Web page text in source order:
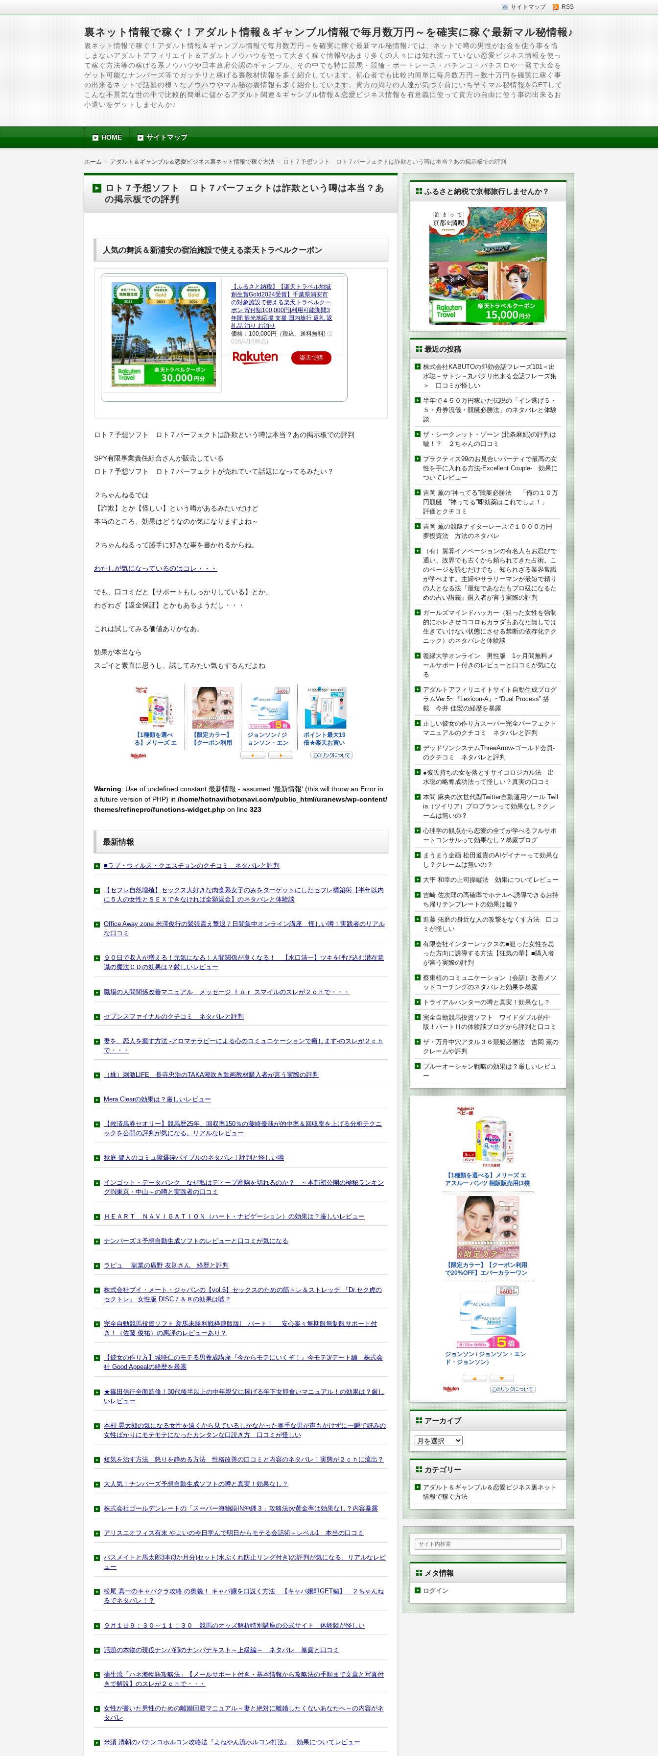
サイトマップ RSS
裏ネット情報で稼ぐ！アダルト情報＆ギャンブル情報で毎月数万円～を確実に稼ぐ最新マル秘情報♪
裏ネット情報で稼ぐ！アダルト情報＆ギャンブル情報で毎月数万円～を確実に稼ぐ最新マル秘情報♪では、ネットで噂の男性がお金を使う事を惜
しまないアダルトアフィリエイト＆アダルトノウハウを使って大きく稼ぐ情報やあまり多くの人々には知れ渡っていない恋愛ビジネス情報を使っ
て稼ぐ方法等の稼げる系ノウハウや日本政府公認のギャンブル、その中でも特に競馬・競輪・ボートレース・パチンコ・パチスロや一発で大金を
ゲット可能なナンバーズ等でガッチリと稼げる裏教材情報を多く紹介しています。初心者でも比較的簡単に毎月数万円～数十万円を確実に稼ぐ事
の出来るネットで話題の様々なノウハウやマル秘の裏情報も多く紹介しています。貴方の周りの人達が気づく前にいち早くマル秘情報をGETして
こんな不景気な世の中で比較的簡単に儲かるアダルト関連＆ギャンブル情報＆恋愛ビジネス情報を有意義に使って貴方の自由に使う事の出来るお
小遣いをゲットしませんか♪
HOME サイトマップ
ホーム アダルト＆ギャンブル＆恋愛ビジネス裏ネット情報で稼ぐ方法 ロト７予想ソフト ロト７パーフェクトは詐欺という噂は本当？あの掲示板での評判
ロト７予想ソフト ロト７パーフェクトは詐欺という噂は本当？あ
の掲示板での評判
人気の舞浜＆新浦安の宿泊施設で使える楽天トラベルクーポン
【ふるさと納税】【楽天トラベル地域
創生賞Gold2024受賞】千葉県浦安市
の対象施設で使える楽天トラベルクー
ポン 寄付額100,000円|利用可能期間3
年間 観光地応援 支援 国内旅行 返礼 返
礼品 泊り お泊り
価格：100,000円（税込、送料無料) (2
026/4/16時点)
楽天で購
ロト７予想ソフト ロト７パーフェクトは詐欺という噂は本当？あの掲示板での評判
SPY有限事業責任組合さんが販売している
ロト７予想ソフト ロト７パーフェクトが売れていて話題になってるみたい？
２ちゃんねるでは
【詐欺】とか【怪しい】という噂があるみたいだけど
本当のところ、効果はどうなのか気になりますよね～
２ちゃんねるって勝手に好きな事を書かれるからね。
わたしが気になっているのはコレ・・・
でも、口コミだと【サポートもしっかりしている】とか、
わざわざ【返金保証】とかもあるようだし・・・
これは試してみる価値ありかなあ。
効果が本当なら
スゴイと素直に思うし、試してみたい気もするんだよね
Warning: Use of undefined constant 最新情報 - assumed '最新情報' (this will throw an Error in
a future version of PHP) in /home/hotnavi/hotxnavi.com/public_html/uranews/wp-content/
themes/refinepro/functions-widget.php on line 323
最新情報
■ラブ・ウィルス・クエスチョンのクチコミ ネタバレと評判
【セフレ自然増殖】セックス大好きな肉食系女子のみをターゲットにしたセフレ構築術【半年以内
に５人の女性とＳＥＸできなければ全額返金】のネタバレと体験談
Office Away zone 米澤俊行の緊張震え撃退７日間集中オンライン講座 怪しい噂！実践者のリアル
な口コミ
９０日で収入が増える！元気になる！人間関係が良くなる！ 【水口清一】ツキを呼び込む潜在意
識の魔法ＣＤの効果は？厳しいレビュー
職場の人間関係改善マニュアル メッセージ ｆｏｒ スマイルのスレが２ｃｈで・・・
セブンスファイナルのクチコミ ネタバレと評判
妻を、恋人を癒す方法 -アロマテラピーによる心のコミュニケーションで癒します-のスレが２ｃｈ
で・・・
（株）刺激LIFE 長寺忠浩のTAKA潮吹き動画教材購入者が言う実際の評判
Mera Clearの効果は？厳しいレビュー
【救済馬券セオリー】競馬歴25年、回収率150％の藤崎優哉が的中率＆回収率を上げる分析テクニ
ックを公開の評判が気になる。リアルなレビュー
秋庭 健人のコミュ障爆砕バイブルのネタバレ！評判と怪しい噂
インゴット・データバンク なぜ私はディープ産駒を切れるのか？ ～本邦初公開の極秘ランキン
グIN東京・中山～の噂と実践者の口コミ
ＨＥＡＲＴ ＮＡＶＩＧＡＴＩＯＮ（ハート・ナビゲーション）の効果は？厳しいレビュー
ナンバーズ３予想自動生成ソフトのレビューと口コミが気になる
ラピュ 副業の廣野 友則さん 経歴と評判
株式会社ブイ・メート・ジャパンの【vol.6】セックスのための筋トレ＆ストレッチ 『Dr.セク虎の
セクトレ』 女性版 DISC７＆８の効果は嘘？
完全自動競馬投資ソフト 新馬未勝利戦枠連版版! パートⅡ 安心楽々無期限無制限サポート付
き！（佐藤 俊祐）の悪評のレビューあり？
【彼女の作り方】城咲仁のモテる男養成講座『今からモテにいくぞ！』今モテ3/デート編 株式会
社 Good Appealの経歴を暴露
★篠田信行全面監修！30代後半以上の中年親父に捧げる年下女即食いマニュアル！の効果は？厳し
いレビュー
本村 晃太郎の気になる女性を遠くから見ているしかなかった奥手な男が声もかけずに一瞬で好みの
女性ばかりにモテモテになったカンタンな口説き方 口コミが怪しい
短気を治す方法 怒りを静める方法 性格改善の口コミと内容のネタバレ！実態が２ｃｈに流出？
大人気！ナンバーズ予想自動生成ソフトの噂と真実！効果なし？
株式会社ゴールデンレートの「スーパー海物語IN沖縄３」攻略法by黄金率は効果なし？内容暴露
アリスエオフィス有末 やよいの今日学んで明日からモテる会話術～レベル1 本当の口コミ
バスメイトと馬太郎3本(3か月分)セット(水ぶくれ防止リング付き)の評判が気になる。リアルなレビ
ュー
松尾 真一のキャバクラ攻略 の奥義！ キャバ嬢を口説く方法 【キャバ嬢即GET編】 ２ちゃんね
るでネタバレ！？
９月１日９：３０～１１：３０ 競馬のオッズ解析特別講座の公式サイト 体験談が怪しい
話題の本物の現役ナンパ師のナンパテキスト～上級編～ ネタバレ 暴露と口コミ
蒲生流「ハネ海物語攻略法」【メールサポート付き・基本情報から攻略法の手順まで文章と写真付
きで解説】のスレが２ｃｈで・・・
女性が書いた男性のための離婚回避マニュアル～妻と絶対に離婚したくないあなたへ～の内容がネ
タバレ
米須 清朝のパチンコホルコン攻略法『よねやん流ホルコン打法』 効果についてレビュー
ふるさと納税で京都旅行しませんか？
最近の投稿
株式会社KABUTOの即効会話フレーズ101＜出
水聡－サトシ－丸パクリ出来る会話フレーズ集
＞ 口コミが怪しい
半年で４５０万円稼いだ伝説の「イン逃げ５・
５・舟券流儀・競艇必勝法」のネタバレと体験
談
ザ・シークレット・ゾーン (北条麻妃)の評判は
嘘！？ ２ちゃんの口コミ
プラクティス99のお見合いパーティで最高の女
性を手に入れる方法-Excellent Couple- 効果に
ついてレビュー
吉岡 薫の”神ってる”競艇必勝法 「俺の１０万
円競艇 ”神ってる”即効薬はこれでしょ！」
評価とクチコミ
吉岡 薫の競艇ナイターレースで１０００万円
夢投資法 方法のネタバレ
（有）翼算イノベーションの有名人もお忍びで
通い、政界でも古くから頼られてきた占術。こ
のページを読むだけでも、知られざる業界常識
が学べます。主婦やサラリーマンが最短で頼り
の人となる法『最短であなたもプロ級になるた
めの占い講義』購入者が言う実際の評判
ガールズマインドハッカー（狙った女性を強制
的にホレさせココロもカラダもあなた無しでは
生きていけない状態にさせる禁断の依存化テク
ニック）のネタバレと体験談
復縁大学オンライン 男性版 1ヶ月間無料メ
ールサポート付きのレビューと口コミが気にな
る
アダルトアフィリエイトサイト自動生成プログ
ラムVer.5~『Lexicon-A』~“Dual Process” 搭
載 今井 佳宏の経歴を暴露
正しい彼女の作り方スーパー完全パーフェクト
マニュアルのクチコミ ネタバレと評判
デッドワンシステムThreeArrow-ゴールド会員-
のクチコミ ネタバレと評判
●彼氏持ちの女を落とすサイコロジカル法 出
水聡の略奪成功法って怪しい？真実の口コミ
本間 麻央の次世代型Twitter自動運用ツール Twil
ia（ツイリア）プロプランって効果なし？クレ
ームは無いの？
心理学の観点から恋愛の全てが学べるフルサポ
ートコンサルって効果なし？暴露ブログ
まうまう企画 松田道貴のAIゲイナーって効果な
し？クレームは無いの？
大平 和幸の上司操縦法 効果についてレビュー
吉崎 佐次郎の高確率でホテルへ誘導できるお持
ち帰りテンプレートの効果は嘘？
進藤 拓磨の身近な人の攻撃をなくす方法 口コ
ミが怪しい
有限会社インターレックスの■狙った女性を思
った方向に誘導する方法【狂気の華】■購入者
が言う実際の評判
蔡東植のコミュニケーション（会話）改善メソ
ッドコーチングのネタバレと効果を暴露
トライアルハンターの噂と真実！効果なし？
完全自動競馬投資ソフト ワイドダブル的中
版！パートⅢの体験談ブログから評判と口コミ
ザ・万舟中穴アタル３６競艇必勝法 吉岡 薫の
クレームや評判
ブルーオーシャン戦略の効果は？厳しいレビュ
ー
アーカイブ
ア
ー
カ
イ
ブ
カテゴリー
アダルト＆ギャンブル＆恋愛ビジネス裏ネット
情報で稼ぐ方法
メタ情報
ログイン